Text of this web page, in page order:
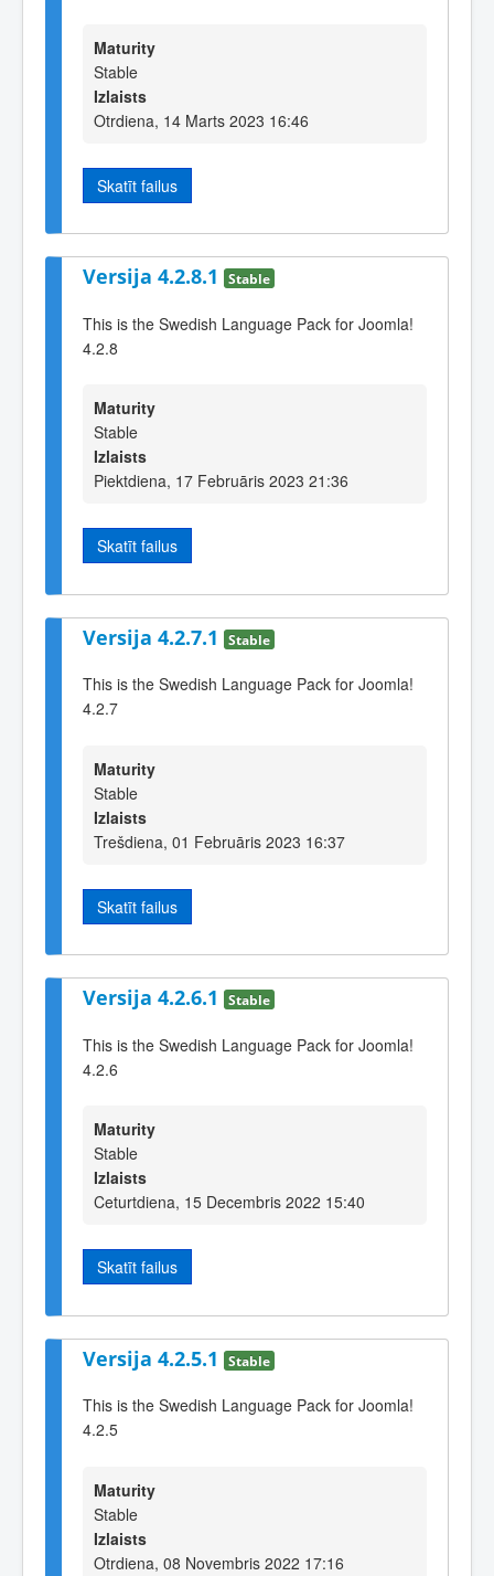
Maturity
Stable
Izlaists
Otrdiena, 14 Marts 2023 16:46
Skatīt failus
Versija 4.2.8.1 Stable
This is the Swedish Language Pack for Joomla!
4.2.8
Maturity
Stable
Izlaists
Piektdiena, 17 Februāris 2023 21:36
Skatīt failus
Versija 4.2.7.1 Stable
This is the Swedish Language Pack for Joomla!
4.2.7
Maturity
Stable
Izlaists
Trešdiena, 01 Februāris 2023 16:37
Skatīt failus
Versija 4.2.6.1 Stable
This is the Swedish Language Pack for Joomla!
4.2.6
Maturity
Stable
Izlaists
Ceturtdiena, 15 Decembris 2022 15:40
Skatīt failus
Versija 4.2.5.1 Stable
This is the Swedish Language Pack for Joomla!
4.2.5
Maturity
Stable
Izlaists
Otrdiena, 08 Novembris 2022 17:16